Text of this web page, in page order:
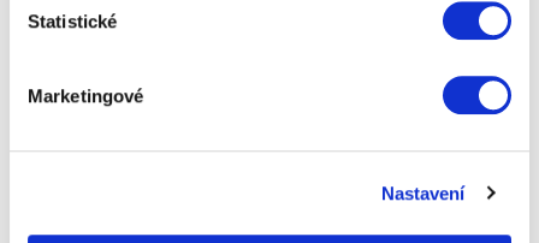
Statistické
Marketingové
Nastavení